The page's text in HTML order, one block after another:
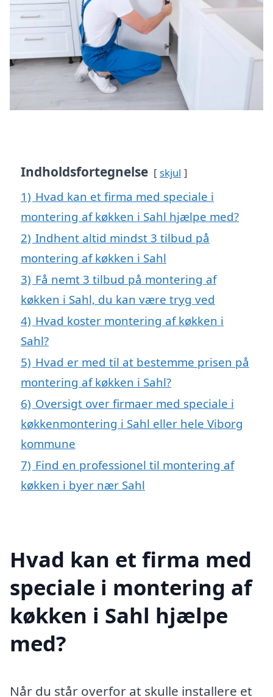
Indholdsfortegnelse skjul
1) Hvad kan et firma med speciale i
montering af køkken i Sahl hjælpe med?
2) Indhent altid mindst 3 tilbud på
montering af køkken i Sahl
3) Få nemt 3 tilbud på montering af
køkken i Sahl, du kan være tryg ved
4) Hvad koster montering af køkken i
Sahl?
5) Hvad er med til at bestemme prisen på
montering af køkken i Sahl?
6) Oversigt over firmaer med speciale i
køkkenmontering i Sahl eller hele Viborg
kommune
7) Find en professionel til montering af
køkken i byer nær Sahl
Hvad kan et firma med
speciale i montering af
køkken i Sahl hjælpe
med?
Når du står overfor at skulle installere et